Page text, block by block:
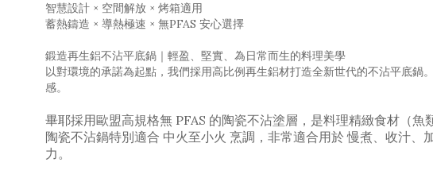
智慧設計 × 空間解放 × 烤箱適用
蓄熱鑄造 × 導熱極速 × 無PFAS 安心選擇
鍛造再生鋁不沾平底鍋｜輕盈、堅實、為日常而生的料理美學
以對環境的承諾為起點，我們採用高比例再生鋁材打造全新世代的不沾平底鍋
感。
畢耶採用歐盟高規格無 PFAS 的陶瓷不沾塗層，是料理精緻食材（魚
陶瓷不沾鍋特別適合 中火至小火 烹調，非常適合用於 慢煮、收汁、
力。